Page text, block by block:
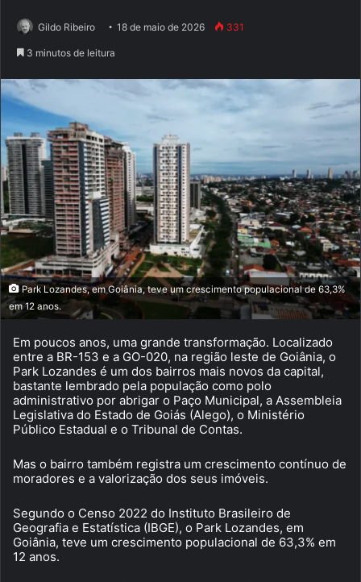
Gildo Ribeiro 18 de maio de 2026 331
3 minutos de leitura
Park Lozandes, em Goiânia, teve um crescimento populacional de 63,3%
em 12 anos.
Em poucos anos, uma grande transformação. Localizado
entre a BR-153 e a GO-020, na região leste de Goiânia, o
Park Lozandes é um dos bairros mais novos da capital,
bastante lembrado pela população como polo
administrativo por abrigar o Paço Municipal, a Assembleia
Legislativa do Estado de Goiás (Alego), o Ministério
Público Estadual e o Tribunal de Contas.
Mas o bairro também registra um crescimento contínuo de
moradores e a valorização dos seus imóveis.
Segundo o Censo 2022 do Instituto Brasileiro de
Geografia e Estatística (IBGE), o Park Lozandes, em
Goiânia, teve um crescimento populacional de 63,3% em
12 anos.